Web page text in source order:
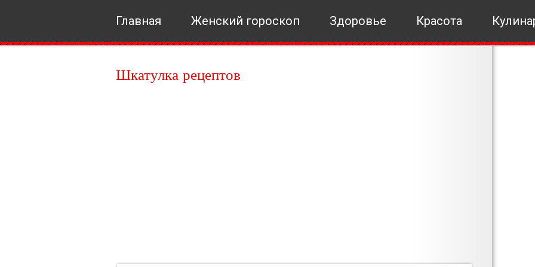
Главная Женский гороскоп Здоровье Красота
Шкатулка рецептов